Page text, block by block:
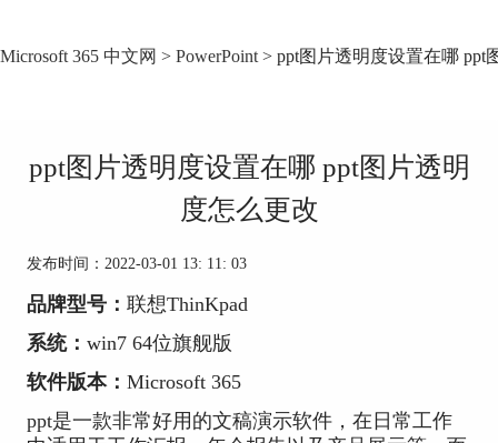
Microsoft 365 中文网 > PowerPoint > ppt图片透明度设置在哪 ppt
ppt图片透明度设置在哪 ppt图片透明
度怎么更改
发布时间：2022-03-01 13: 11: 03
品牌型号： 联想ThinKpad
系统： win7 64位旗舰版
软件版本： Microsoft 365
ppt是一款非常好用的文稿演示软件，在日常工作